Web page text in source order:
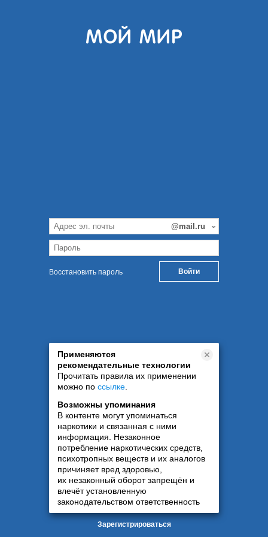
Восстановить пароль
Применяются
рекомендательные технологии
Прочитать правила их применении
можно по ссылке
Возможны упоминания
В контенте могут упоминаться
наркотики и связанная с ними
информация. Незаконное
потребление наркотических средств,
психотропных веществ и их аналогов
причиняет вред здоровью,
их незаконный оборот запрещён и
влечёт установленную
законодательством ответственность
Зарегистрироваться